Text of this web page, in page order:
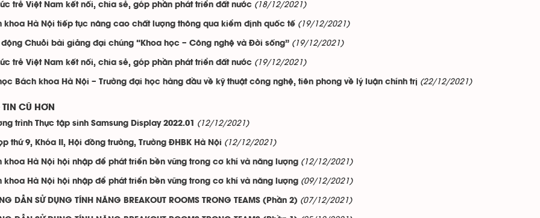
trẻ Việt Nam kết nối, chia sẻ, góp phần phát triển đất nước (18/12/2021)
khoa Hà Nội tiếp tục nâng cao chất lượng thông qua kiểm định quốc tế (19/12/2021)
động Chuỗi bài giảng đại chúng “Khoa học – Công nghệ và Đời sống” (19/12/2021)
trẻ Việt Nam kết nối, chia sẻ, góp phần phát triển đất nước (19/12/2021)
Bách khoa Hà Nội – Trường đại học hàng đầu về kỹ thuật công nghệ, tiên phong về lý luận chính trị (22/12/2021)
TIN CŨ HƠN
trình Thực tập sinh Samsung Display 2022.01 (12/12/2021)
thứ 9, Khóa II, Hội đồng trường, Trường ĐHBK Hà Nội (12/12/2021)
khoa Hà Nội hội nhập để phát triển bền vững trong cơ khí và năng lượng (12/12/2021)
khoa Hà Nội hội nhập để phát triển bền vững trong cơ khí và năng lượng (09/12/2021)
DẪN SỬ DỤNG TÍNH NĂNG BREAKOUT ROOMS TRONG TEAMS (Phần 2) (07/12/2021)